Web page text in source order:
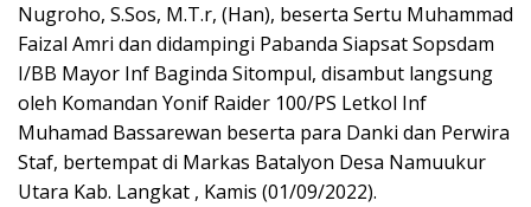
Nugroho, S.Sos, M.T.r, (Han), beserta Sertu Muhammad
Faizal Amri dan didampingi Pabanda Siapsat Sopsdam
I/BB Mayor Inf Baginda Sitompul, disambut langsung
oleh Komandan Yonif Raider 100/PS Letkol Inf
Muhamad Bassarewan beserta para Danki dan Perwira
Staf, bertempat di Markas Batalyon Desa Namuukur
Utara Kab. Langkat , Kamis (01/09/2022).